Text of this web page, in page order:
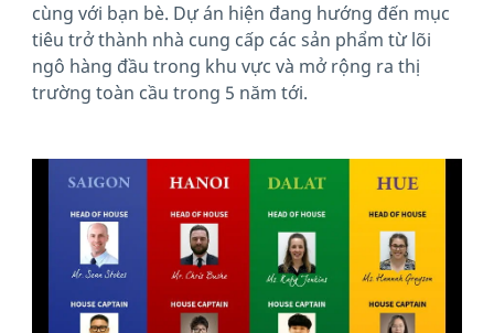
cùng với bạn bè. Dự án hiện đang hướng đến mục
tiêu trở thành nhà cung cấp các sản phẩm từ lõi
ngô hàng đầu trong khu vực và mở rộng ra thị
trường toàn cầu trong 5 năm tới.